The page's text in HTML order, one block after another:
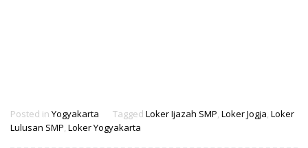
Posted in Yogyakarta Tagged Loker Ijazah SMP Loker Jogja Loker
Lulusan SMP Loker Yogyakarta